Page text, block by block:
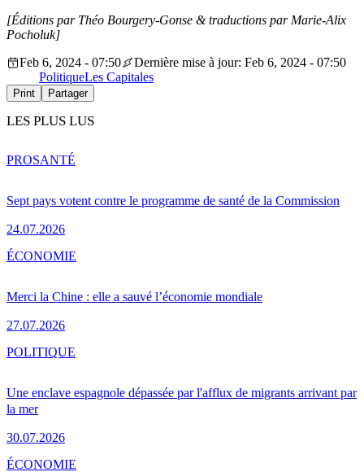
[Éditions par Théo Bourgery-Gonse & traductions par Marie-Alix
Pocholuk]
Feb 6, 2024 - 07:50
Dernière mise à jour: Feb 6, 2024 - 07:50
PolitiqueLes Capitales
Print Partager
LES PLUS LUS
Sept pays votent contre le programme de santé de la Commission
24.07.2026
PROSANTÉ
Merci la Chine : elle a sauvé l’économie mondiale
27.07.2026
ÉCONOMIE
Une enclave espagnole dépassée par l'afflux de migrants arrivant par
la mer
30.07.2026
POLITIQUE
ÉCONOMIE